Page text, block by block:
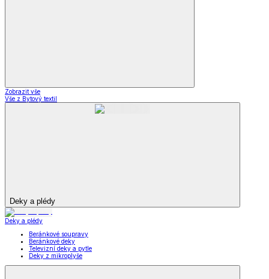
Zobrazit vše
Vše z Bytový textil
Deky a plédy
Deky a plédy
Beránkové soupravy
Beránkové deky
Televizní deky a pytle
Deky z mikroplyše